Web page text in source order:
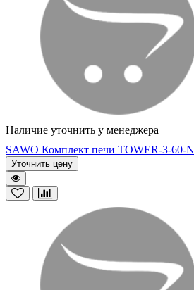
Наличие уточнить у менеджера
SAWO Комплект печи TOWER-3-60-
Уточнить цену